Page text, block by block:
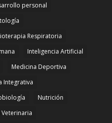
personal
Respiratoria
Inteligencia Artificial
Medicina Deportiva
Integrativa
Nutrición